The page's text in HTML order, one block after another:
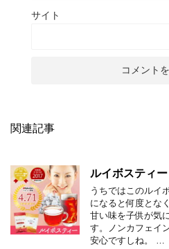
サイト
関連記事
ルイボスティー
うちではこのルイ
になると何度とな
甘い味を子供が気
す。ノンカフェイ
安心ですしね。 …